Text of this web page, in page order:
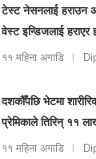
टेस्ट नेसनलाई हराउन
वेस्ट इन्डिजलाई हराएर
११ महिना अगाडि
दशकौँपछि भेटमा
प्रेमिकाले तिरिन् ११
११ महिना अगाडि